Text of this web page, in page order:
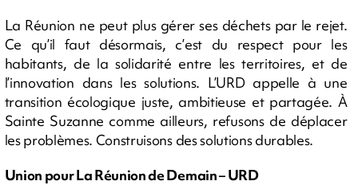
La Réunion ne peut plus gérer ses déchets par le rejet.
Ce qu’il faut désormais, c’est du respect pour les
habitants, de la solidarité entre les territoires, et de
l’innovation dans les solutions. L’URD appelle à une
transition écologique juste, ambitieuse et partagée. À
Sainte Suzanne comme ailleurs, refusons de déplacer
les problèmes. Construisons des solutions durables.
Union pour La Réunion de Demain – URD